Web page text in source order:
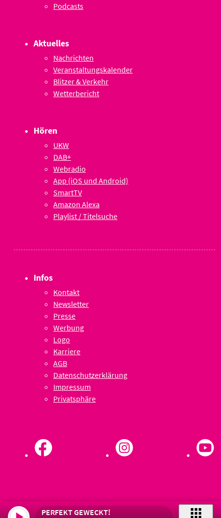
Podcasts
Aktuelles
Nachrichten
Veranstaltungskalender
Blitzer & Verkehr
Wetterbericht
Hören
UKW
DAB+
Webradio
App (iOS und Android)
SmartTV
Amazon Alexa
Playlist / Titelsuche
Infos
Kontakt
Newsletter
Presse
Werbung
Logo
Karriere
AGB
Datenschutzerklärung
Impressum
Privatsphäre
PERFEKT GEWECKT!